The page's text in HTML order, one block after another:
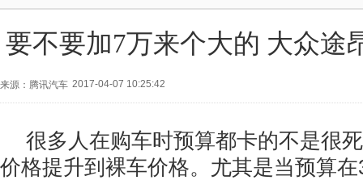
要不要加7万来个大的 大众途
来源：腾讯汽车 2017-04-07 10:25:42
很多人在购车时预算都卡的不是很
价格提升到裸车价格。尤其是当预算